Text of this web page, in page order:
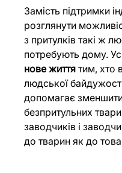
Замість підтримки
розглянути
з притулків такі ж
потребують дому.
нове життя тим, хто
людської
допомагає
безпритульних
заводчиків і
до тварин як до